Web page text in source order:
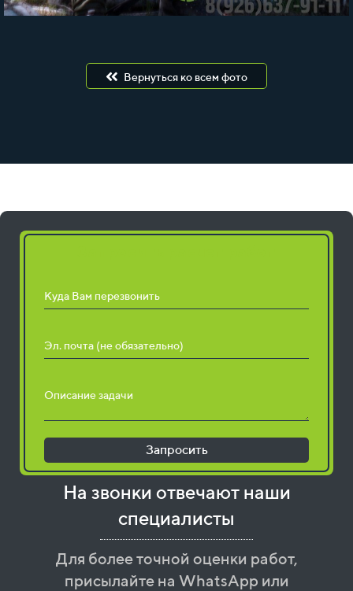
Вернуться ко всем фото
Куда Вам перезвонить
Эл. почта (не обязательно)
Описание задачи
Запросить
На звонки отвечают наши
специалисты
Для более точной оценки работ,
присылайте на WhatsApp или